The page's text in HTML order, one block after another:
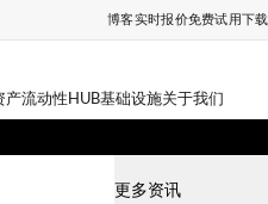
博客实时报价免费试用下载
产流动性HUB基础设施关于我们
更多资讯